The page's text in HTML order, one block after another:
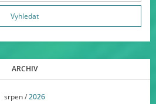
ARCHIV
srpen /2026